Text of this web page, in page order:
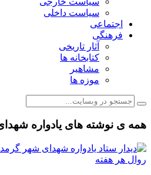
سیاست داخلی
اجتماعی
فرهنگی
آثار تاریخی
کتابخانه ها
مشاهیر
موزه ها
همه ی نوشته های یادواره